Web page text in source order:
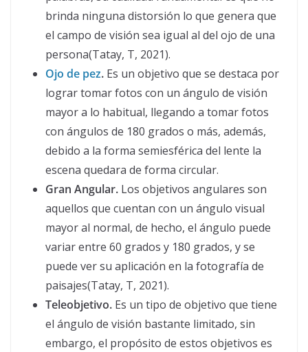
brinda ninguna distorsión lo que genera que
el campo de visión sea igual al del ojo de una
persona(Tatay, T, 2021).
Ojo de pez. Es un objetivo que se destaca por
lograr tomar fotos con un ángulo de visión
mayor a lo habitual, llegando a tomar fotos
con ángulos de 180 grados o más, además,
debido a la forma semiesférica del lente la
escena quedara de forma circular.
Gran Angular. Los objetivos angulares son
aquellos que cuentan con un ángulo visual
mayor al normal, de hecho, el ángulo puede
variar entre 60 grados y 180 grados, y se
puede ver su aplicación en la fotografía de
paisajes(Tatay, T, 2021).
Teleobjetivo. Es un tipo de objetivo que tiene
el ángulo de visión bastante limitado, sin
embargo, el propósito de estos objetivos es